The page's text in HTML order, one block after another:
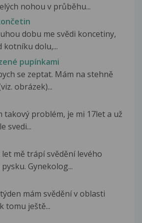
nohou v průběhu...
dobu me svědi koncetiny,
kotníku dolu,...
pupínkami
se zeptat. Mám na stehně
obrázek)...
takový problém, je mi 17let a už
svedi...
let mě trápí svědění levého
Gynekolog...
mám svědění v oblasti
tomu ještě...